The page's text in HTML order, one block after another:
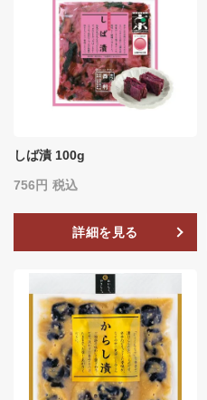
しば漬 100g
756 税込
詳細を見る